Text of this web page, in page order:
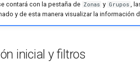
contará con la pestaña de Zonas y Grupos ,
y de esta manera visualizar la información
inicial y filtros